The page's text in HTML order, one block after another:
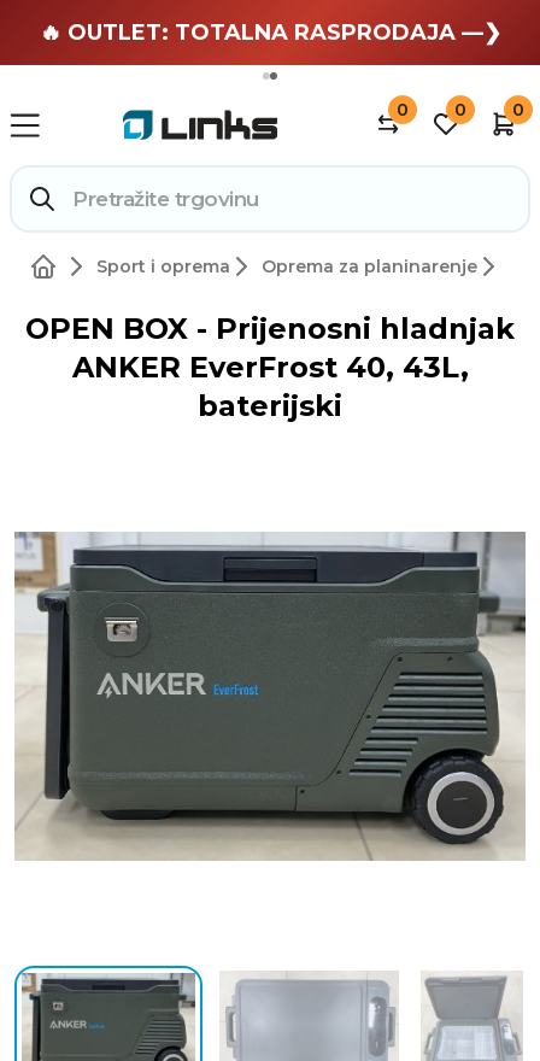
🏄 Zaslužuješ odmor —❯
🔥 OUTLET: TOTALNA RASPRODAJA —❯
0 0 0
Sport i oprema Oprema za planinarenje
OPEN BOX - Prijenosni hladnjak
ANKER EverFrost 40, 43L,
baterijski